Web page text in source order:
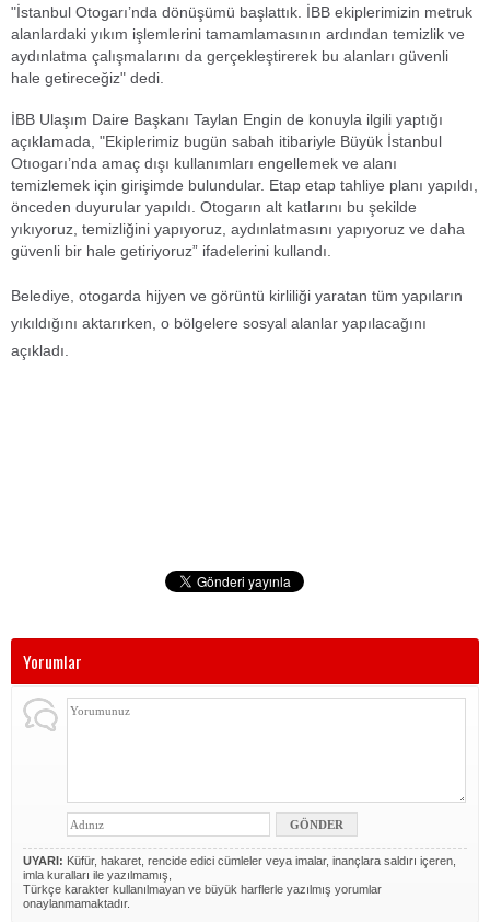
"İstanbul Otogarı’nda dönüşümü başlattık. İBB ekiplerimizin metruk
alanlardaki yıkım işlemlerini tamamlamasının ardından temizlik ve
aydınlatma çalışmalarını da gerçekleştirerek bu alanları güvenli
hale getireceğiz" dedi.
İBB Ulaşım Daire Başkanı Taylan Engin de konuyla ilgili yaptığı
açıklamada, "Ekiplerimiz bugün sabah itibariyle Büyük İstanbul
Otıogarı’nda amaç dışı kullanımları engellemek ve alanı
temizlemek için girişimde bulundular. Etap etap tahliye planı yapıldı,
önceden duyurular yapıldı. Otogarın alt katlarını bu şekilde
yıkıyoruz, temizliğini yapıyoruz, aydınlatmasını yapıyoruz ve daha
güvenli bir hale getiriyoruz” ifadelerini kullandı.
​Belediye, otogarda hijyen ve görüntü kirliliği yaratan tüm yapıların
yıkıldığını aktarırken, o bölgelere sosyal alanlar yapılacağını
açıkladı.
Yorumlar
UYARI: Küfür, hakaret, rencide edici cümleler veya imalar, inançlara saldırı içeren,
imla kuralları ile yazılmamış,
Türkçe karakter kullanılmayan ve büyük harflerle yazılmış yorumlar
onaylanmamaktadır.